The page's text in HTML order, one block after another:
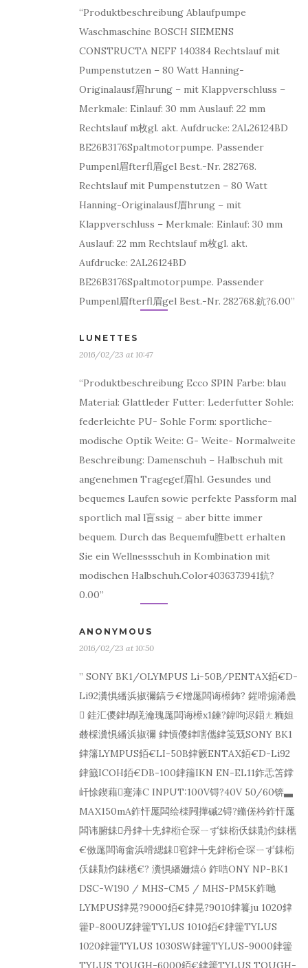
“Produktbeschreibung Ablaufpumpe
Waschmaschine BOSCH SIEMENS
CONSTRUCTA NEFF 140384 Rechtslauf mit
Pumpenstutzen – 80 Watt Hanning-
Originalausf眉hrung – mit Klappverschluss –
Merkmale: Einlauf: 30 mm Auslauf: 22 mm
Rechtslauf m枚gl. akt. Aufdrucke: 2AL26124BD
BE26B3176Spaltmotorpumpe. Passender
Pumpenl眉fterfl眉gel Best.-Nr. 282768.
Rechtslauf mit Pumpenstutzen – 80 Watt
Hanning-Originalausf眉hrung – mit
Klappverschluss – Merkmale: Einlauf: 30 mm
Auslauf: 22 mm Rechtslauf m枚gl. akt.
Aufdrucke: 2AL26124BD
BE26B3176Spaltmotorpumpe. Passender
Pumpenl眉fterfl眉gel Best.-Nr. 282768.鈧?6.00”
LUNETTES
2016/02/23 at 10:47
“Produktbeschreibung Ecco SPIN Farbe: blau
Material: Glattleder Futter: Lederfutter Sohle:
federleichte PU- Sohle Form: sportliche-
modische Optik Weite: G- Weite- Normalweite
Beschreibung: Damenschuh – Halbschuh mit
angenehmen Tragegef眉hl. Gesundes und
bequemes Laufen sowie perfekte Passform mal
sportlich mal l盲ssig – aber bitte immer
bequem. Durch das Bequemfu脽bett erhalten
Sie ein Wellnessschuh in Kombination mit
modischen Halbschuh.Color4036373941鈧?
0.00”
ANONYMOUS
2016/02/23 at 10:50
” SONY BK1/OLYMPUS Li-50B/PENTAX銆€D-
Li92瀵惧繙浜掓彌鎬ラ€熷厖闆诲櫒鈽? 鍟嗗搧浠曟
 銈汇儍銉堝唴瀹瑰厖闆诲櫒x1鍊?鍏呴浕鍣ㄤ粫妲
樷棌瀵惧繙浜掓彌 銉愩儍銉嗐儶銉笺兓SONY BK1
銉籓LYMPUS銆€LI-50B銉籔ENTAX銆€D-Li92
銉籖ICOH銆€DB-100銉籒IKN EN-EL11鈼忎笘鐣
屽悇鍥藉蹇淎C INPUT:100V锝?40V 50/60锛▃
MAX150mA鈼忓厖闆绘檪闁撶磩2锝?鏅傞枔鈼忓厖
闆讳腑銇丹銉┿兂銉椼仺琛ㄧず銇椼仸銇勩伨銇欍
€傚厖闆诲畬浜嗗緦銇窇銉┿兂銉椼仺琛ㄧず銇椼
仸銇勩伨銇欍€? 瀵惧繙姗熺ó 鈼哠ONY NP-BK1
DSC-W190 / MHS-CM5 / MHS-PM5K鈼哋
LYMPUS銉晃?9000銆€銉晃?9010銉籑ju 1020銉
籗P-800UZ銉籗TYLUS 1010銆€銉籗TYLUS
1020銉籗TYLUS 1030SW銉籗TYLUS-9000銉籗
TYLUS TOUGH-6000銆€銉籗TYLUS TOUGH-